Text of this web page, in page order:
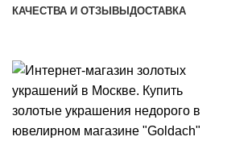
КАЧЕСТВА И ОТЗЫВЫ ДОСТАВКА